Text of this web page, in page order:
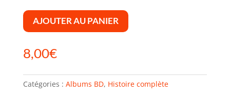
AJOUTER AU PANIER
8,00€
Catégories : Albums BD, Histoire complète